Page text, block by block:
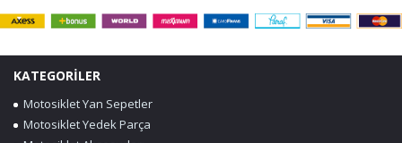
KATEGORİLER
Motosiklet Yan Sepetler
Motosiklet Yedek Parça